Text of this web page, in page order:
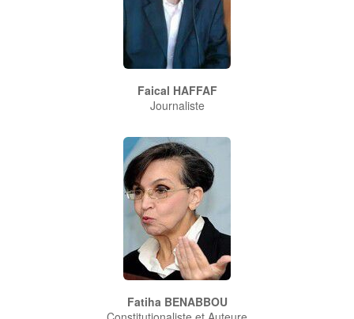
Faical HAFFAF
Journaliste
Fatiha BENABBOU